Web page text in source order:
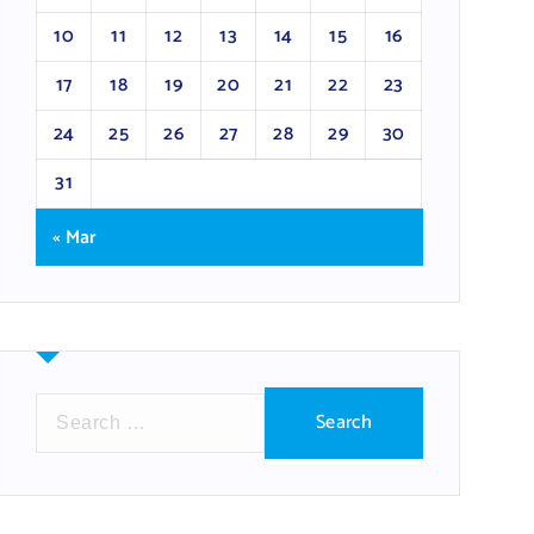
10
11 12 13 14 15
16
17
18 19 20 21 22
23
24
25 26 27 28 29
30
31
« Mar
r